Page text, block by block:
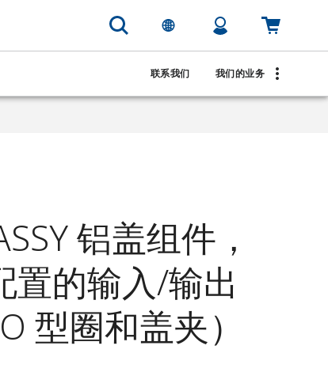
联系我们 我们的业务
铝盖组件，
置的输入/输出
型圈和盖夹）